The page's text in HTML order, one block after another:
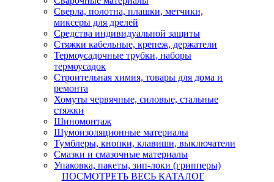
Сверла, полотна, плашки, метчики,
миксеры для дрелей
Средства индивидуальной защиты
Стяжки кабельные, крепеж, держатели
Термоусадочные трубки, наборы
термоусадок
Строительная химия, товары для дома и
ремонта
Хомуты червячные, силовые, стальные
стяжки
Шиномонтаж
Шумоизоляционные материалы
Тумблеры, кнопки, клавиши, выключатели
Смазки и смазочные материалы
Упаковка, пакеты, зип-локи (грипперы)
ПОСМОТРЕТЬ ВЕСЬ КАТАЛОГ